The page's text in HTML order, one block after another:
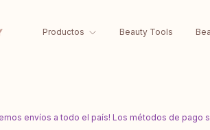
Productos Beauty Tools
envíos a todo el país! Los métodos de pago